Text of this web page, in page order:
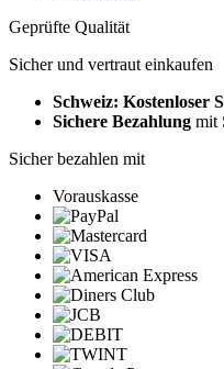
Geprüfte Qualität
Sicher und vertraut einkaufen
Schweiz: Kostenloser
Sichere Bezahlung mit
Sicher bezahlen mit
Vorauskasse